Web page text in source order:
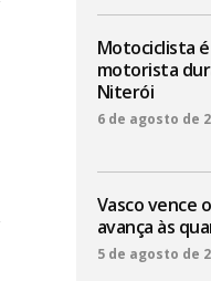
Motociclista
motorista
Niterói
6 de agosto de
Vasco vence
avança às
5 de agosto de